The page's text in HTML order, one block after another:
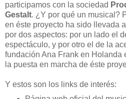
participamos con la sociedad
Gestalt. ¿Y por qué un musical?
en éste proyecto ha sido llevada
por dos aspectos: por un lado el
espectáculo, y por otro el de la
fundación Ana Frank en Holanda
la puesta en marcha de éste
Y estos son los links de interés: